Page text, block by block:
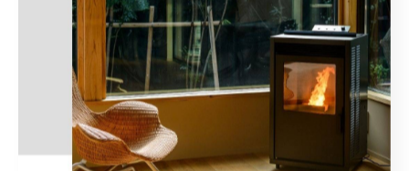
北海道は広大な森林資源に恵まれており、木質ペレットの生
産が盛んです。地域で生産されたペレットは、輸送コストが
抑えられ、安定供給の面でも大きなメリットがあります。特
に北海道の木質ペレットは含水率や粒径の品質管理が徹底さ
れており、ペレットストーブの燃焼効率を高めるのに最適と
されています。